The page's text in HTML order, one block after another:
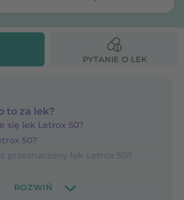
PYTANIE O LEK
to za lek?
się lek Letrox 50?
50?
przeznaczony lek Letrox 50?